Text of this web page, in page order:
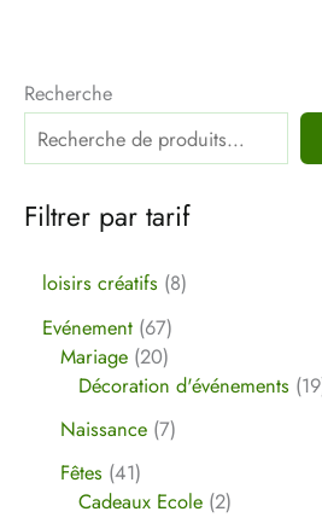
Recherche
Filtrer par tarif
loisirs créatifs 8
Evénement 67
Mariage 20
Décoration d'événements 19
Naissance 7
Fêtes 41
Cadeaux Ecole 2